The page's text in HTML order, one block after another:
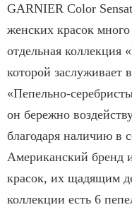
GARNIER Color
женских красок
отдельная коллекция
которой заслуживает
«Пепельно-
он бережно
благодаря наличию в
Американский бренд
красок, их щадящим
коллекции есть 6